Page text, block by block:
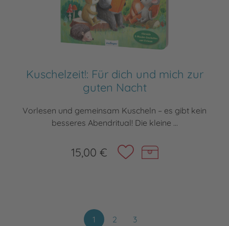
Kuschelzeit!: Für dich und mich zur
guten Nacht
Vorlesen und gemeinsam Kuscheln – es gibt kein
besseres Abendritual! Die kleine ...
15,00 €
1 2 3